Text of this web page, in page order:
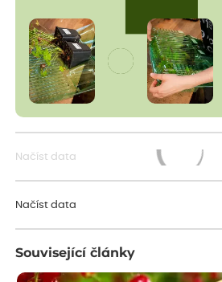
Načíst data
Načíst data
Související články